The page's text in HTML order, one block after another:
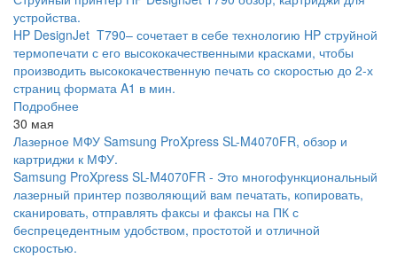
устройства.
HP DesignJet T790– сочетает в себе технологию HP струйной
термопечати с его высококачественными красками, чтобы
производить высококачественную печать со скоростью до 2-х
страниц формата A1 в мин.
Подробнее
30 мая
Лазерное МФУ Samsung ProXpress SL-M4070FR, обзор и
картриджи к МФУ.
Samsung ProXpress SL-M4070FR - Это многофункциональный
лазерный принтер позволяющий вам печатать, копировать,
сканировать, отправлять факсы и факсы на ПК с
беспрецедентным удобством, простотой и отличной
скоростью.